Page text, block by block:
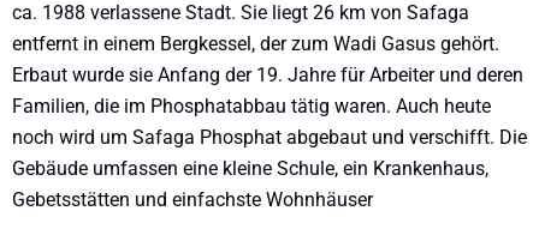
ca. 1988 verlassene Stadt. Sie liegt 26 km von Safaga
entfernt in einem Bergkessel, der zum Wadi Gasus gehört.
Erbaut wurde sie Anfang der 19. Jahre für Arbeiter und deren
Familien, die im Phosphatabbau tätig waren. Auch heute
noch wird um Safaga Phosphat abgebaut und verschifft. Die
Gebäude umfassen eine kleine Schule, ein Krankenhaus,
Gebetsstätten und einfachste Wohnhäuser